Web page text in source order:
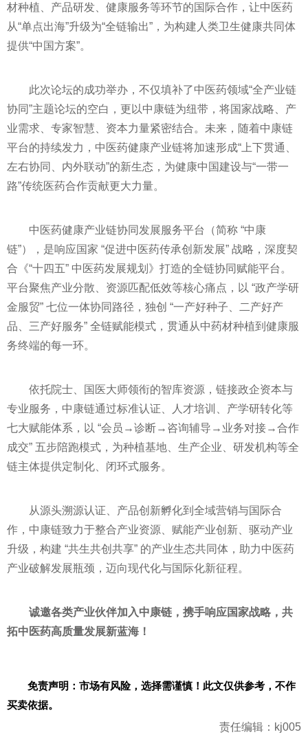
材种植、产品研发、健康服务等环节的国际合作，让中医药
从“单点出海”升级为“全链输出”，为构建人类卫生健康共同体
提供“中国方案”。
此次论坛的成功举办，不仅填补了中医药领域“全产业链
协同”主题论坛的空白，更以中康链为纽带，将国家战略、产
业需求、专家智慧、资本力量紧密结合。未来，随着中康链
平台的持续发力，中医药健康产业链将加速形成“上下贯通、
左右协同、内外联动”的新生态，为健康中国建设与“一带一
路”传统医药合作贡献更大力量。
中医药健康产业链协同发展服务平台（简称 “中康
链”），是响应国家 “促进中医药传承创新发展” 战略，深度契
合《“十四五” 中医药发展规划》打造的全链协同赋能平台。
平台聚焦产业分散、资源匹配低效等核心痛点，以 “政产学研
金服贸” 七位一体协同路径，独创 “一产好种子、二产好产
品、三产好服务” 全链赋能模式，贯通从中药材种植到健康服
务终端的每一环。
依托院士、国医大师领衔的智库资源，链接政企资本与
专业服务，中康链通过标准认证、人才培训、产学研转化等
七大赋能体系，以 “会员→诊断→咨询辅导→业务对接→合作
成交” 五步陪跑模式，为种植基地、生产企业、研发机构等全
链主体提供定制化、闭环式服务。
从源头溯源认证、产品创新孵化到全域营销与国际合
作，中康链致力于整合产业资源、赋能产业创新、驱动产业
升级，构建 “共生共创共享” 的产业生态共同体，助力中医药
产业破解发展瓶颈，迈向现代化与国际化新征程。
诚邀各类产业伙伴加入中康链，携手响应国家战略，共
拓中医药高质量发展新蓝海！
免责声明：市场有风险，选择需谨慎！此文仅供参考，不作
买卖依据。
责任编辑：kj005